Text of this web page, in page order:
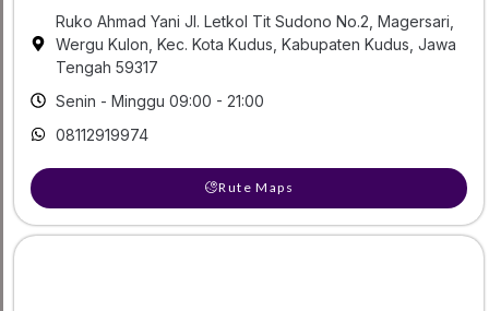
Ruko Ahmad Yani Jl. Letkol Tit Sudono No.2, Magersari,
Wergu Kulon, Kec. Kota Kudus, Kabupaten Kudus, Jawa
Tengah 59317
Senin - Minggu 09:00 - 21:00
08112919974
Rute Maps